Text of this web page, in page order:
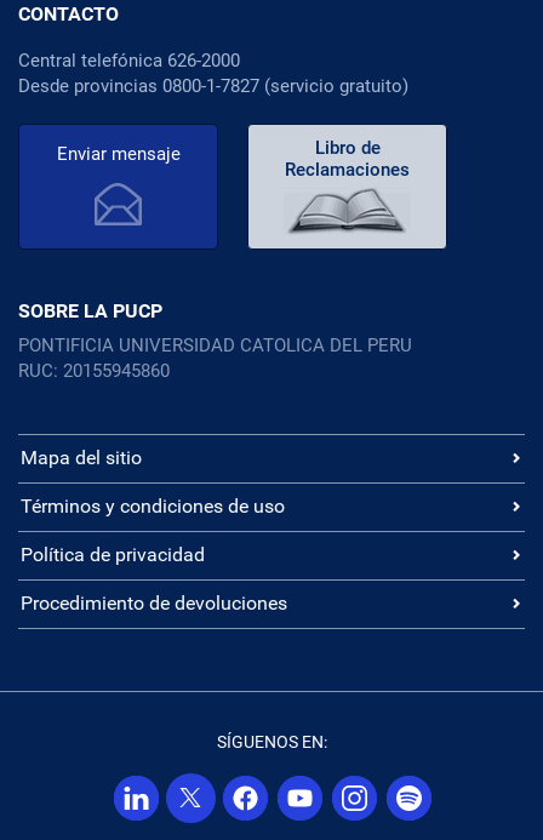
CONTACTO
Central telefónica 626-2000
Desde provincias 0800-1-7827 (servicio gratuito)
Enviar mensaje
Libro de
Reclamaciones
SOBRE LA PUCP
PONTIFICIA UNIVERSIDAD CATOLICA DEL PERU
RUC: 20155945860
Mapa del sitio
Términos y condiciones de uso
Política de privacidad
Procedimiento de devoluciones
SÍGUENOS EN: